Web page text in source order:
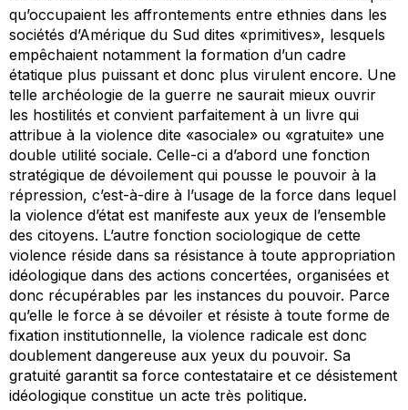
qu’occupaient les affrontements entre ethnies dans les
sociétés d’Amérique du Sud dites «primitives», lesquels
empêchaient notamment la formation d’un cadre
étatique plus puissant et donc plus virulent encore. Une
telle archéologie de la guerre ne saurait mieux ouvrir
les hostilités et convient parfaitement à un livre qui
attribue à la violence dite «asociale» ou «gratuite» une
double utilité sociale. Celle-ci a d’abord une fonction
stratégique de dévoilement qui pousse le pouvoir à la
répression, c’est-à-dire à l’usage de la force dans lequel
la violence d’état est manifeste aux yeux de l’ensemble
des citoyens. L’autre fonction sociologique de cette
violence réside dans sa résistance à toute appropriation
idéologique dans des actions concertées, organisées et
donc récupérables par les instances du pouvoir. Parce
qu’elle le force à se dévoiler et résiste à toute forme de
fixation institutionnelle, la violence radicale est donc
doublement dangereuse aux yeux du pouvoir. Sa
gratuité garantit sa force contestataire et ce désistement
idéologique constitue un acte très politique.